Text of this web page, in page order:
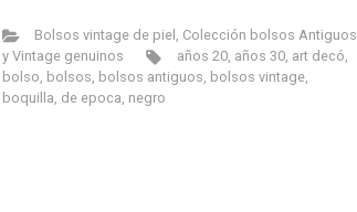
Bolsos vintage de piel , Colección bolsos Antiguos
y Vintage genuinos
años 20, años 30, art decó,
bolso, bolsos, bolsos antiguos, bolsos vintage,
boquilla, de epoca, negro